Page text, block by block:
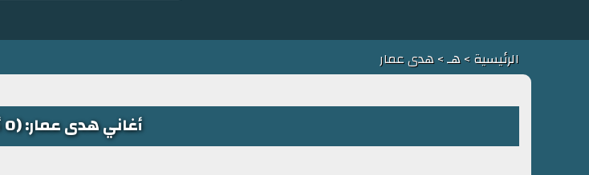
الرئيسية>هـ> هدى عمار
أغاني هدى عمار: (0 أغنية)